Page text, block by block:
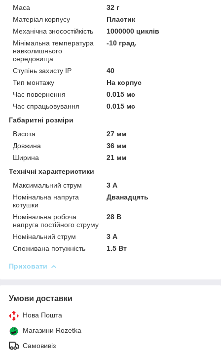
Маса
32 г
Матеріал корпусу
Пластик
Механічна зносостійкість
1000000 циклів
Мінімальна температура
навколишнього
середовища
-10 град.
Ступінь захисту IP
40
Тип монтажу
На корпус
Час повернення
0.015 мс
Час спрацьовування
0.015 мс
Габаритні розміри
Висота
27 мм
Довжина
36 мм
Ширина
21 мм
Технічні характеристики
Максимальний струм
3 А
Номінальна напруга
котушки
Дванадцять
Номінальна робоча
напруга постійного струму
28 В
Номінальний струм
3 А
Споживана потужність
1.5 Вт
Приховати
Умови доставки
Нова Пошта
Магазини Rozetka
Самовивіз